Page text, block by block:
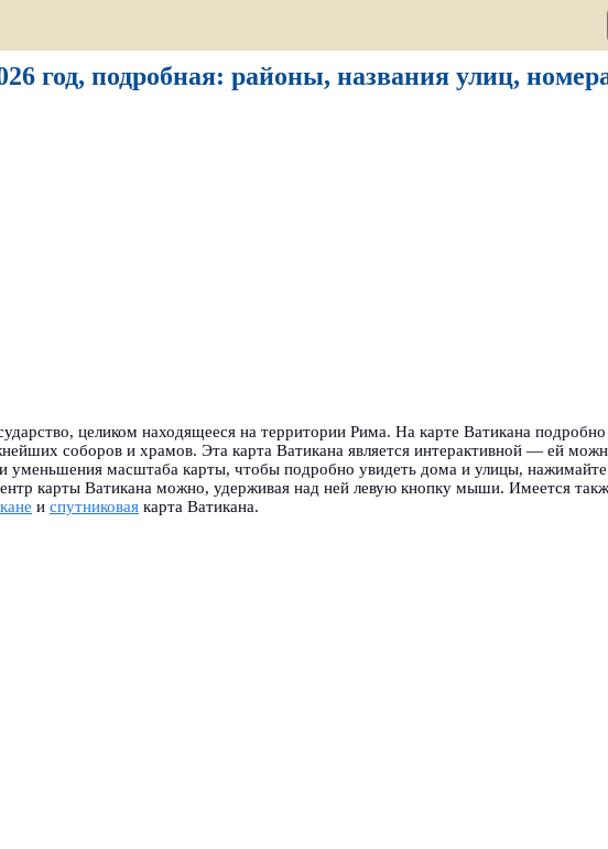
год, подробная: районы, названия улиц,
целиком находящееся на территории Рима. На карте Ватикана подробно
соборов и храмов. Эта карта Ватикана является интерактивной — ей
уменьшения масштаба карты, чтобы подробно увидеть дома и улицы,
карты Ватикана можно, удерживая над ней левую кнопку мыши. Имеется
и спутниковая карта Ватикана.